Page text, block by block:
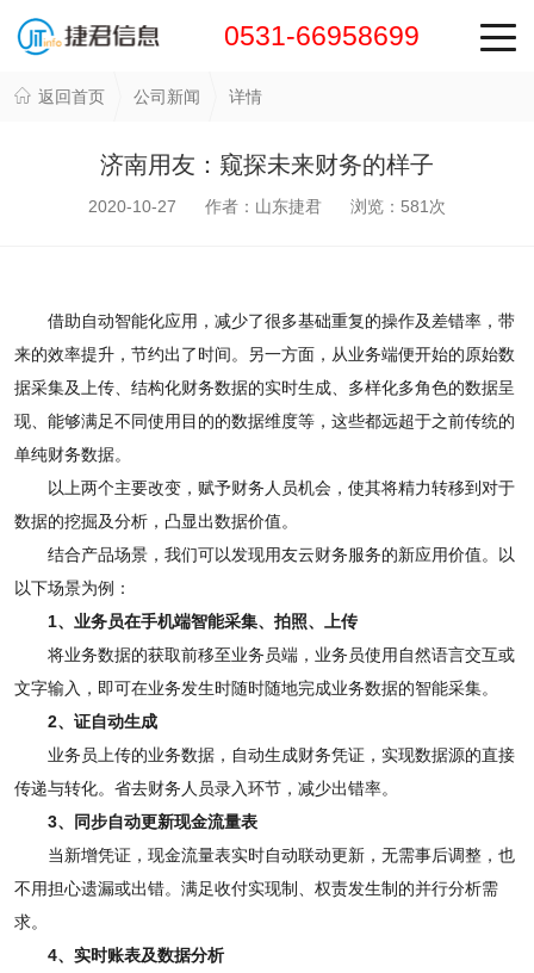
0531-66958699
返回首页 公司新闻 详情
济南用友：窥探未来财务的样子
2020-10-27 作者：山东捷君 浏览： 581 次
借助自动智能化应用，减少了很多基础重复的操作及差错率，带
来的效率提升，节约出了时间。另一方面，从业务端便开始的原始数
据采集及上传、结构化财务数据的实时生成、多样化多角色的数据呈
现、能够满足不同使用目的的数据维度等，这些都远超于之前传统的
单纯财务数据。
以上两个主要改变，赋予财务人员机会，使其将精力转移到对于
数据的挖掘及分析，凸显出数据价值。
结合产品场景，我们可以发现用友云财务服务的新应用价值。以
以下场景为例：
1、业务员在手机端智能采集、拍照、上传
将业务数据的获取前移至业务员端，业务员使用自然语言交互或
文字输入，即可在业务发生时随时随地完成业务数据的智能采集。
2、证自动生成
业务员上传的业务数据，自动生成财务凭证，实现数据源的直接
传递与转化。省去财务人员录入环节，减少出错率。
3、同步自动更新现金流量表
当新增凭证，现金流量表实时自动联动更新，无需事后调整，也
不用担心遗漏或出错。满足收付实现制、权责发生制的并行分析需
求。
4、实时账表及数据分析